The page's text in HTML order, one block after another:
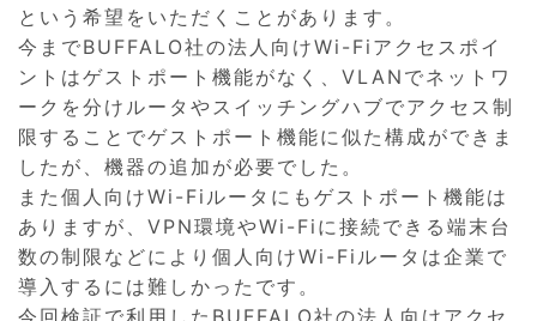
という希望をいただくことがあります。
今までBUFFALO社の法人向けWi-Fiアクセスポイ
ントはゲストポート機能がなく、VLANでネットワ
ークを分けルータやスイッチングハブでアクセス制
限することでゲストポート機能に似た構成ができま
したが、機器の追加が必要でした。
また個人向けWi-Fiルータにもゲストポート機能は
ありますが、VPN環境やWi-Fiに接続できる端末台
数の制限などにより個人向けWi-Fiルータは企業で
導入するには難しかったです。
今回検証で利用したBUFFALO社の法人向けアクセ